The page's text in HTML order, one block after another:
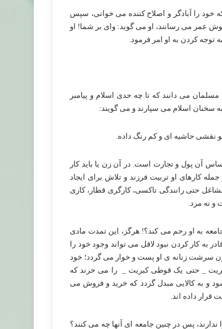
را آبادگر و اصلاح کننده می خوانی، سپس
عمر می رسانند، او می گوید: وای بر شما! او
کردن به او امر فرمود.
می دانند که تا چه حدی اسلام و پیامبر
سخنان اسلام می سپارند و می گویند:
نقشی حاشیه ای و کم رنگ داده.
آن پول و تجارت است. در آن زن یا باید کار
کارهای او تربیت فرزند و تلاش برای ایجاد
حتی رانندگی تاکسی، کارگری قطار، کاری
و نه مرد.
جامعه به او رحم می کند؟! هرگز، این تمدت مادی
کار کردن نبود لاقل می تواند وجود خود را
زن سرشت زنانه ی او پست و خوار می گردد؛ خود
_ حتی یک قوطی کبریت _
را می خرند که
و به کالایی مبدل گردد که خرید و فروش می
قرار داده اند.
ندارند، پس در چنین جامعه ای آنها چه می کنند؟